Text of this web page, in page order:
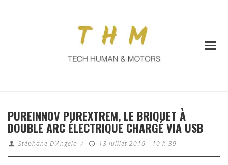
PUREINNOV PUREXTREM, LE BRIQUET À
DOUBLE ARC ÉLECTRIQUE CHARGÉ VIA USB
Stéphane D'Angelo / 13 juillet 2016 - 10 h 39